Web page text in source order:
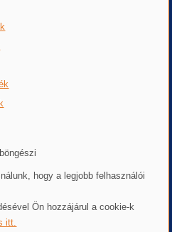
hogy a legjobb felhasználói
Ön hozzájárul a cookie-k
itt.